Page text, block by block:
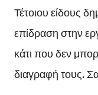
Τέτοιου είδους
επίδραση στην
κάτι που δεν
διαγραφή τους.